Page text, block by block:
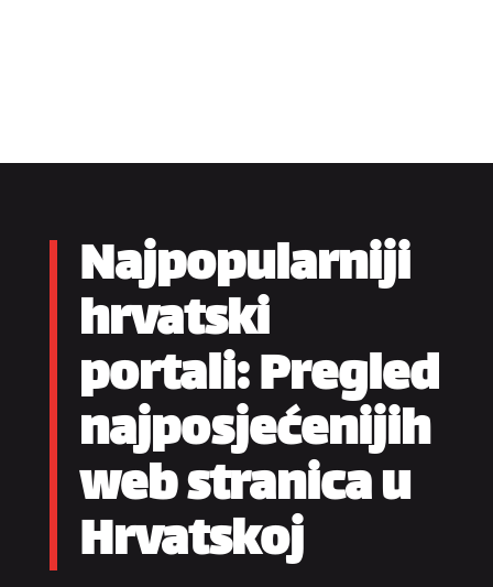
Najpopularniji
hrvatski
portali: Pregled
najposjećenijih
web stranica u
Hrvatskoj